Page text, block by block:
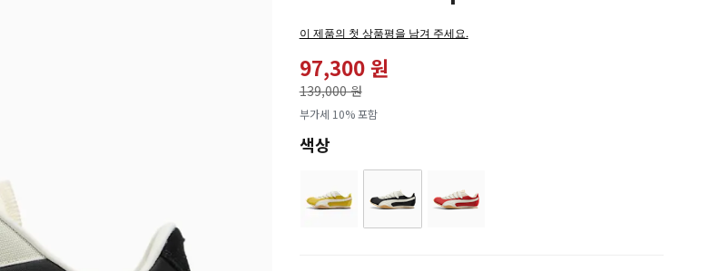
이 제품의 첫 상품평을 남겨 주세요.
97,300 원
139,000 원
로
부가세 10% 포함
색상